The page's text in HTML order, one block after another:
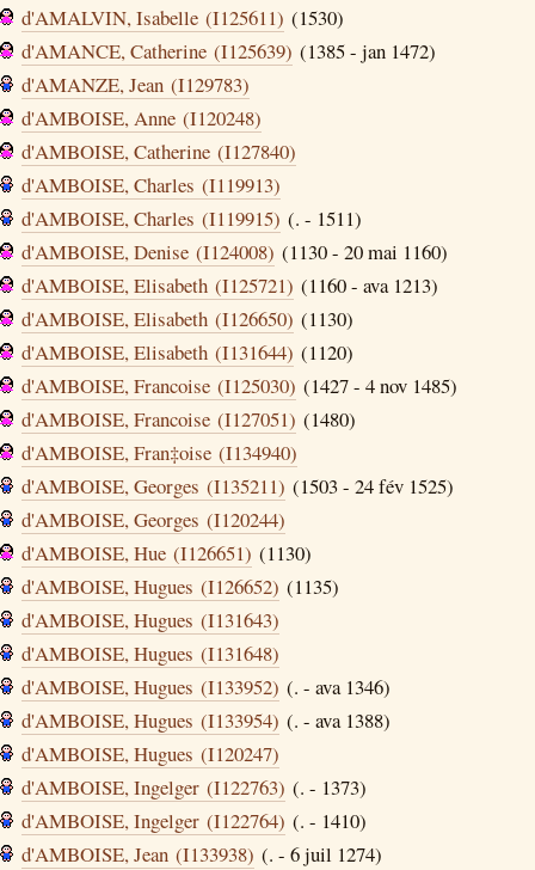
d'AMALVIN, Isabelle (I125611) (1530)
d'AMANCE, Catherine (I125639) (1385 - jan 1472)
d'AMANZE, Jean (I129783)
d'AMBOISE, Anne (I120248)
d'AMBOISE, Catherine (I127840)
d'AMBOISE, Charles (I119913)
d'AMBOISE, Charles (I119915) (. - 1511)
d'AMBOISE, Denise (I124008) (1130 - 20 mai 1160)
d'AMBOISE, Elisabeth (I125721) (1160 - ava 1213)
d'AMBOISE, Elisabeth (I126650) (1130)
d'AMBOISE, Elisabeth (I131644) (1120)
d'AMBOISE, Francoise (I125030) (1427 - 4 nov 1485)
d'AMBOISE, Francoise (I127051) (1480)
d'AMBOISE, Fran‡oise (I134940)
d'AMBOISE, Georges (I135211) (1503 - 24 fév 1525)
d'AMBOISE, Georges (I120244)
d'AMBOISE, Hue (I126651) (1130)
d'AMBOISE, Hugues (I126652) (1135)
d'AMBOISE, Hugues (I131643)
d'AMBOISE, Hugues (I131648)
d'AMBOISE, Hugues (I133952) (. - ava 1346)
d'AMBOISE, Hugues (I133954) (. - ava 1388)
d'AMBOISE, Hugues (I120247)
d'AMBOISE, Ingelger (I122763) (. - 1373)
d'AMBOISE, Ingelger (I122764) (. - 1410)
d'AMBOISE, Jean (I133938) (. - 6 juil 1274)